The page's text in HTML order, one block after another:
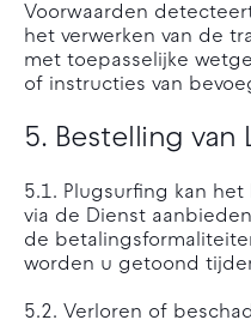
Voorwaarden
het verwerken van de
met toepasselijke
of instructies van
5. Bestelling van
5.1. Plugsurfing kan
via de Dienst
de
worden u getoond
5.2. Verloren of